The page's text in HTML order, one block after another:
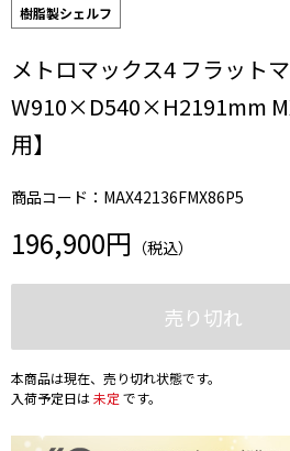
樹脂製シェルフ
メトロマックス4 フラット
W910×D540×H2191mm
用】
商品コード：MAX42136FMX86P5
196,900円 （税込）
売り切れ
本商品は現在、売り切れ状態です。
入荷予定日は未定 です。